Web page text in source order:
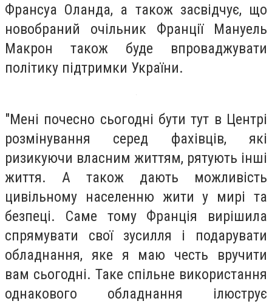
Франсуа Оланда, а також засвідчує, що
новобраний очільник Франції Мануель
Макрон також буде впроваджувати
політику підтримки України.
"Мені почесно сьогодні бути тут в Центрі
розмінування серед фахівців, які
ризикуючи власним життям, рятують інші
життя. А також дають можливість
цивільному населенню жити у мирі та
безпеці. Саме тому Франція вирішила
спрямувати свої зусилля і подарувати
обладнання, яке я маю честь вручити
вам сьогодні. Таке спільне використання
однакового обладнання ілюструє